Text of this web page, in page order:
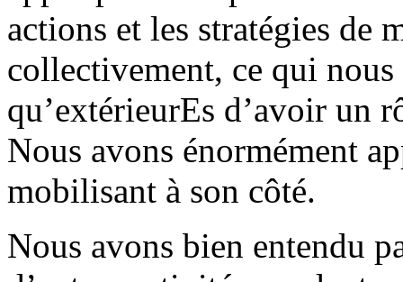
actions et les stratégies de
collectivement, ce qui
qu’extérieurEs d’avoir un
Nous avons énormément
mobilisant à son côté.
Nous avons bien entendu